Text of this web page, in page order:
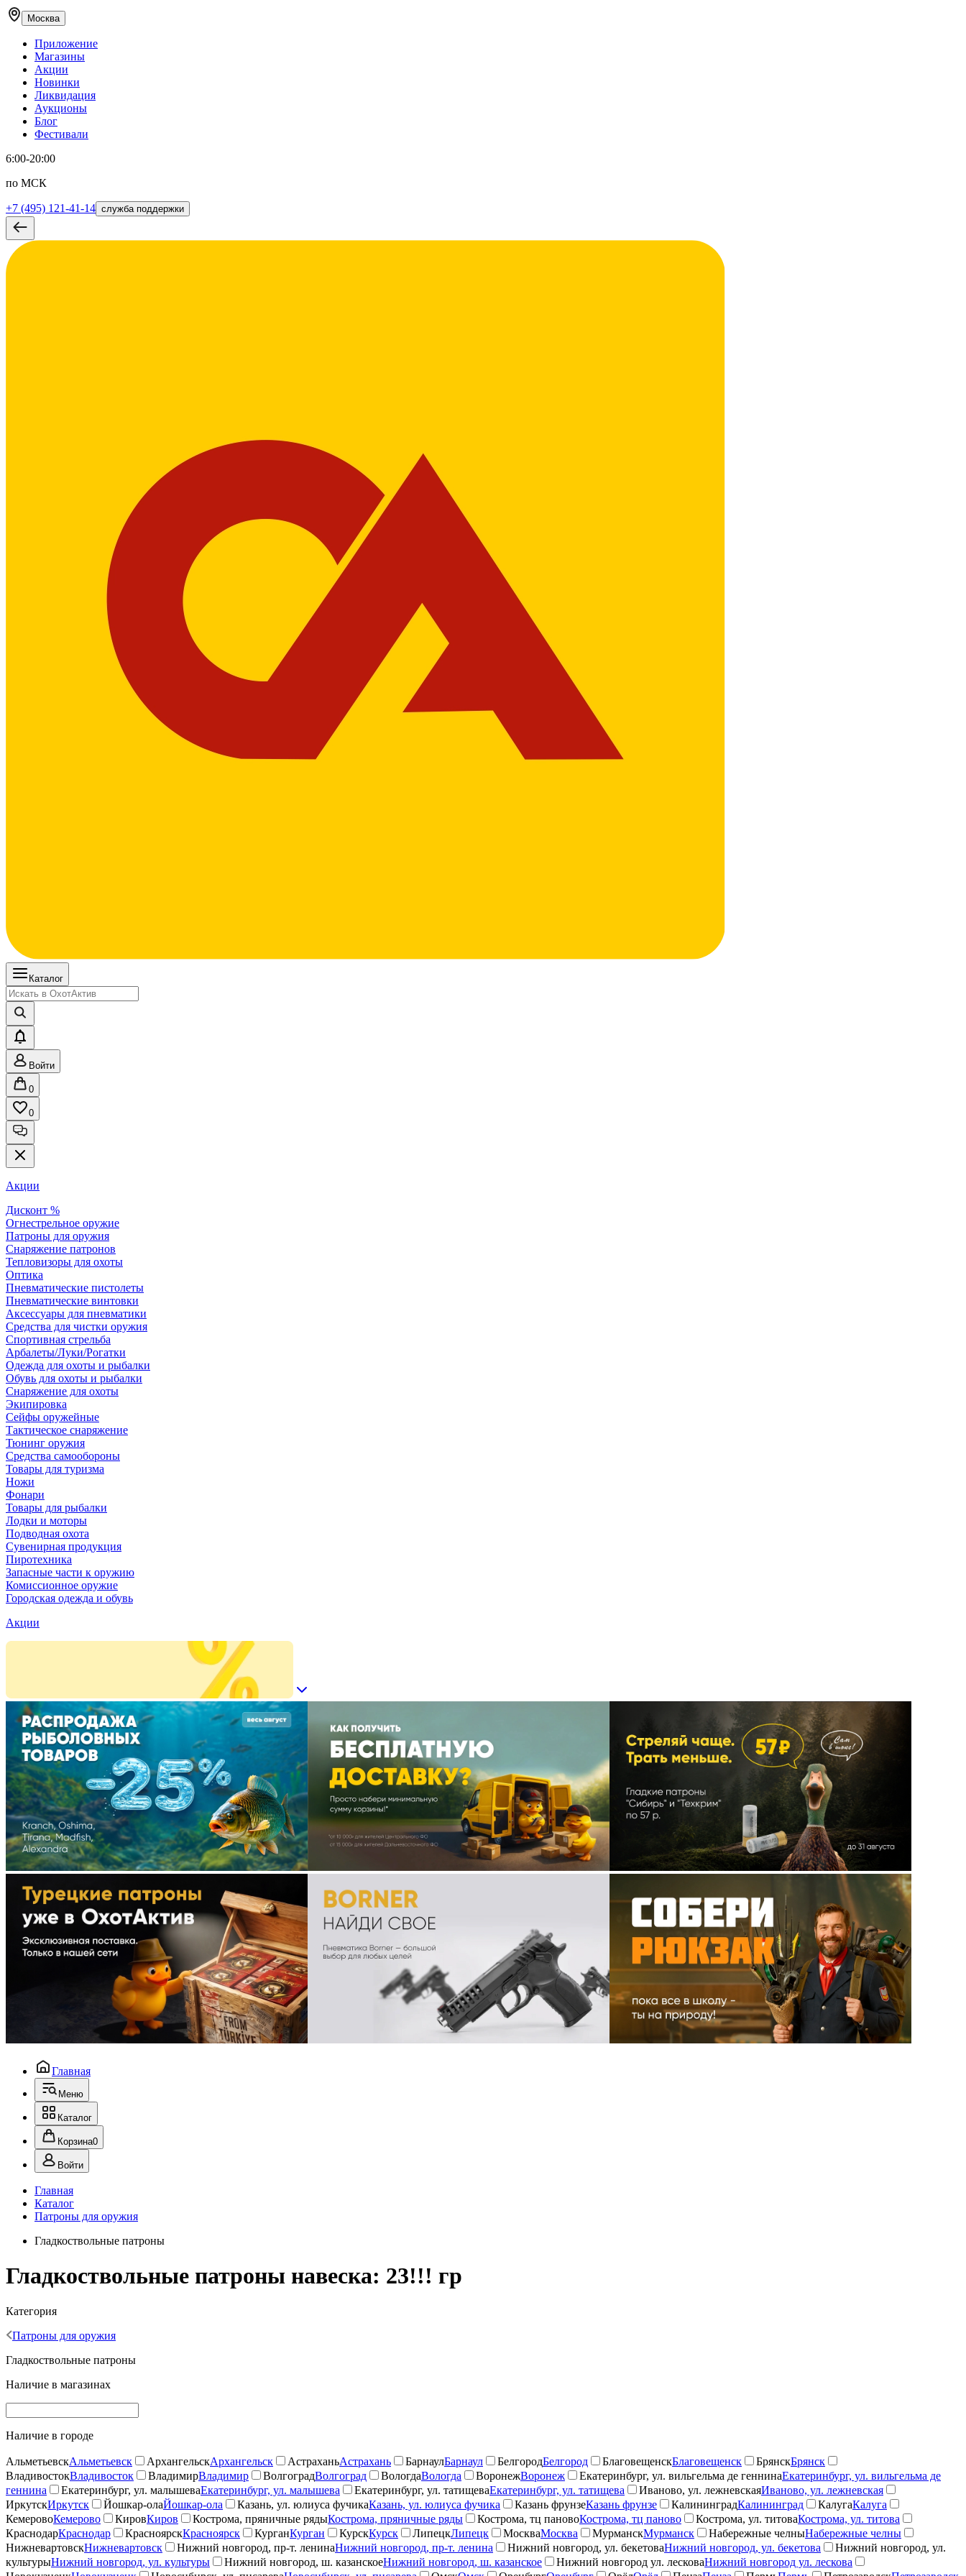
Москва
Приложение
Магазины
Акции
Новинки
Ликвидация
Аукционы
Блог
Фестивали
6:00-20:00
по МСК
+7 (495) 121-41-14 служба поддержки
Каталог
Войти
0
0
Акции
Дисконт %
Огнестрельное оружие
Патроны для оружия
Снаряжение патронов
Тепловизоры для охоты
Оптика
Пневматические пистолеты
Пневматические винтовки
Аксессуары для пневматики
Средства для чистки оружия
Спортивная стрельба
Арбалеты/Луки/Рогатки
Одежда для охоты и рыбалки
Обувь для охоты и рыбалки
Снаряжение для охоты
Экипировка
Сейфы оружейные
Тактическое снаряжение
Тюнинг оружия
Средства самообороны
Товары для туризма
Ножи
Фонари
Товары для рыбалки
Лодки и моторы
Подводная охота
Сувенирная продукция
Пиротехника
Запасные части к оружию
Комиссионное оружие
Городская одежда и обувь
Акции
Главная
Меню
Каталог
Корзина0
Войти
Главная
Каталог
Патроны для оружия
Гладкоствольные патроны
Гладкоствольные патроны навеска: 23!!! гр
Категория
Патроны для оружия
Гладкоствольные патроны
Наличие в магазинах
Наличие в городе
АльметьевскАльметьевск АрхангельскАрхангельск АстраханьАстрахань БарнаулБарнаул БелгородБелгород БлаговещенскБлаговещенск БрянскБрянск
ВладивостокВладивосток ВладимирВладимир ВолгоградВолгоград ВологдаВологда ВоронежВоронеж Екатеринбург, ул. вильгельма де геннинаЕкатеринбург, ул. вильгельма де
геннина
Екатеринбург, ул. малышеваЕкатеринбург, ул. малышева Екатеринбург, ул. татищеваЕкатеринбург, ул. татищева Иваново, ул. лежневскаяИваново, ул. лежневская
ИркутскИркутск Йошкар-олаЙошкар-ола Казань, ул. юлиуса фучикаКазань, ул. юлиуса фучика Казань фрунзеКазань фрунзе КалининградКалининград КалугаКалуга
КемеровоКемерово КировКиров Кострома, пряничные рядыКострома, пряничные ряды Кострома, тц пановоКострома, тц паново Кострома, ул. титоваКострома, ул. титова
КраснодарКраснодар КрасноярскКрасноярск КурганКурган КурскКурск ЛипецкЛипецк МоскваМосква МурманскМурманск Набережные челныНабережные челны
НижневартовскНижневартовск Нижний новгород, пр-т. ленинаНижний новгород, пр-т. ленина Нижний новгород, ул. бекетоваНижний новгород, ул. бекетова
Нижний новгород, ул.
культурыНижний новгород, ул. культуры Нижний новгород, ш. казанскоеНижний новгород, ш. казанское Нижний новгород ул. лесковаНижний новгород ул. лескова